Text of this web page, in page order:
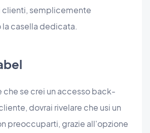
clienti, semplicemente
casella dedicata.
che se crei un accesso back-
dovrai rivelare che usi un
preoccuparti, grazie all'opzione